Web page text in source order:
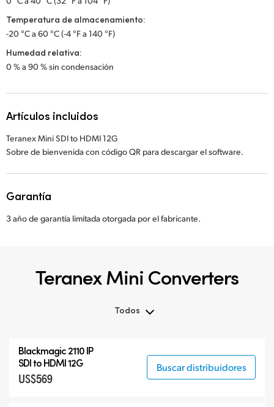
Temperatura de almacenamiento:
-20 °C a 60 °C (-4 °F a 140 °F)
Humedad relativa:
0 % a 90 % sin condensación
Artículos incluidos
Teranex Mini SDI to HDMI 12G
Sobre de bienvenida con código QR para descargar el software.
Garantía
3 año de garantía limitada otorgada por el fabricante.
Teranex Mini Converters
Todos
Teranex Mini
Teranex Mini Optical Fiber
Blackmagic 2110 IP
SDI to HDMI 12G
US$569
Buscar distribuidores